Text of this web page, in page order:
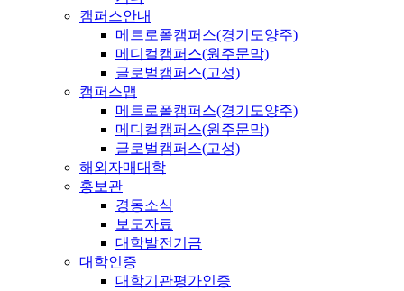
캠퍼스안내
메트로폴캠퍼스(경기도양주)
메디컬캠퍼스(원주문막)
글로벌캠퍼스(고성)
캠퍼스맵
메트로폴캠퍼스(경기도양주)
메디컬캠퍼스(원주문막)
글로벌캠퍼스(고성)
해외자매대학
홍보관
경동소식
보도자료
대학발전기금
대학인증
대학기관평가인증